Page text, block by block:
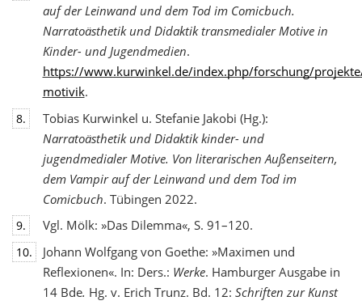
auf der Leinwand und dem Tod im Comicbuch.
Narratoästhetik und Didaktik transmedialer Motive in
Kinder- und Jugendmedien.
https://www.kurwinkel.de/index.php/forschung/
motivik.
8.
Tobias Kurwinkel u. Stefanie Jakobi (Hg.):
Narratoästhetik und Didaktik kinder- und
jugendmedialer Motive. Von literarischen Außenseitern,
dem Vampir auf der Leinwand und dem Tod im
Comicbuch. Tübingen 2022.
9. Vgl. Mölk: »Das Dilemma«, S. 91–120.
10.
Johann Wolfgang von Goethe: »Maximen und
Reflexionen«. In: Ders.: Werke. Hamburger Ausgabe in
14 Bde. Hg. v. Erich Trunz. Bd. 12: Schriften zur Kunst